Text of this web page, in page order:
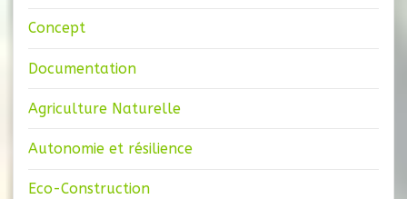
Concept
Documentation
Agriculture Naturelle
Autonomie et résilience
Eco-Construction